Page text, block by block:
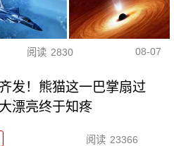
阅读 2830 08-07
发！熊猫这一巴掌扇过
漂亮终于知疼
阅读 23366